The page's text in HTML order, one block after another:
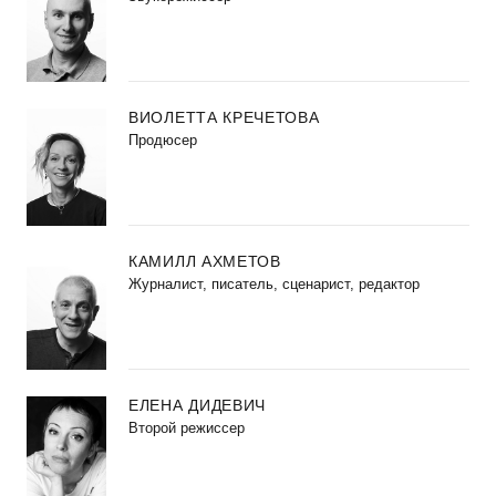
ВИОЛЕТТА КРЕЧЕТОВА
Продюсер
КАМИЛЛ АХМЕТОВ
Журналист, писатель, сценарист, редактор
ЕЛЕНА ДИДЕВИЧ
Второй режиссер